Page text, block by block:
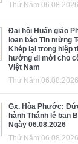
Thứ Năm 06.08.2026
Đại hội Huấn giáo
loan báo Tin mừng
Khép lại trong hiệp
hướng đi mới cho
Việt Nam
Thứ Năm 06.08.2026
Gx. Hòa Phước:
hành Thánh lễ ban
Ngày 06.08.2026
Thứ Năm 06.08.2026